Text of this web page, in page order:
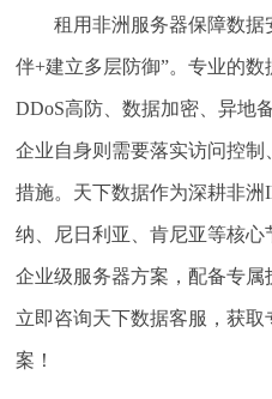
租用非洲服务器保障数据
伴+建立多层防御”。专业的数
DDoS高防、数据加密、异地
企业自身则需要落实访问控
措施。天下数据作为深耕非
纳、尼日利亚、肯尼亚等核
企业级服务器方案，配备专属
立即咨询天下数据客服，获
案！